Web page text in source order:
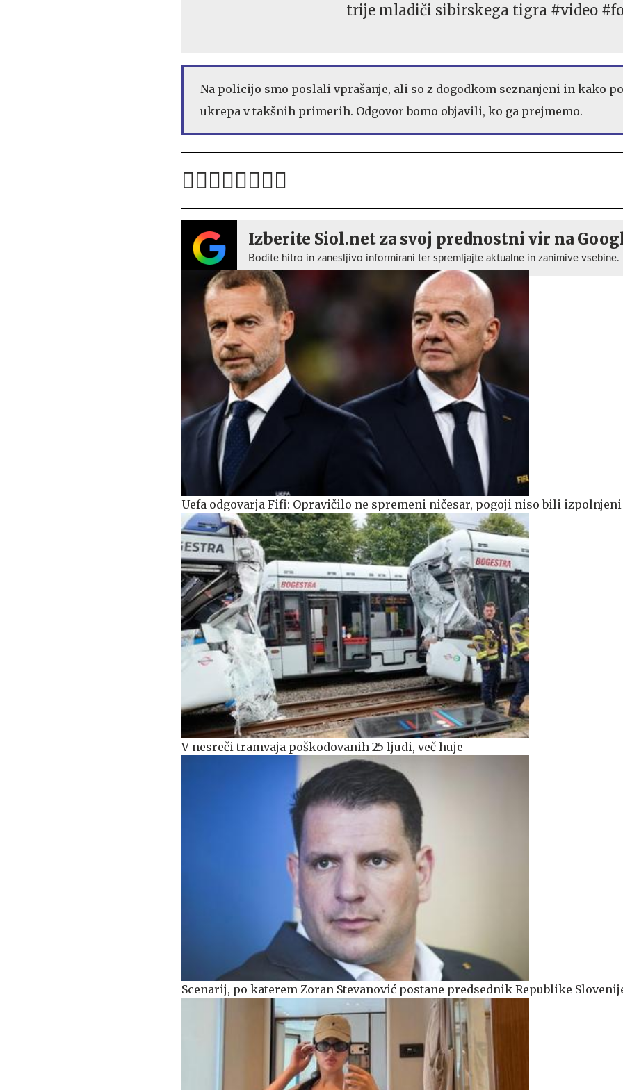
trije mladiči sibirskega tigra #video
Na policijo smo poslali vprašanje, ali so z dogodkom seznanjeni in kako
ukrepa v takšnih primerih. Odgovor bomo objavili, ko ga prejmemo.
Izberite Siol.net za svoj prednostni vir na
Bodite hitro in zanesljivo informirani ter spremljajte aktualne in zanimive vsebine.
Uefa odgovarja Fifi: Opravičilo ne spremeni ničesar, pogoji niso bili izpolnjeni
V nesreči tramvaja poškodovanih 25 ljudi, več huje
Scenarij, po katerem Zoran Stevanović postane predsednik Republike